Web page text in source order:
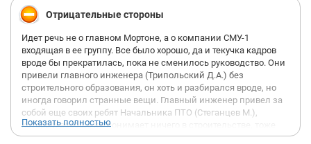
Отрицательные стороны
Идет речь не о главном Мортоне, а о компании СМУ-1
входящая в ее группу. Все было хорошо, да и текучка кадров
вроде бы прекратилась, пока не сменилось руководство. Они
привели главного инженера (Трипольский Д.А.) без
строительного образования, он хоть и разбирался вроде, но
иногда говорил странные вещи. Главный инженер привел за
собой еще своих ребят Начальника ПТО (Стеганцев М.),
который вообще не понимает ничего в строительстве, тоже
без образования, и всю работу переваливает на своих
Показать полностью